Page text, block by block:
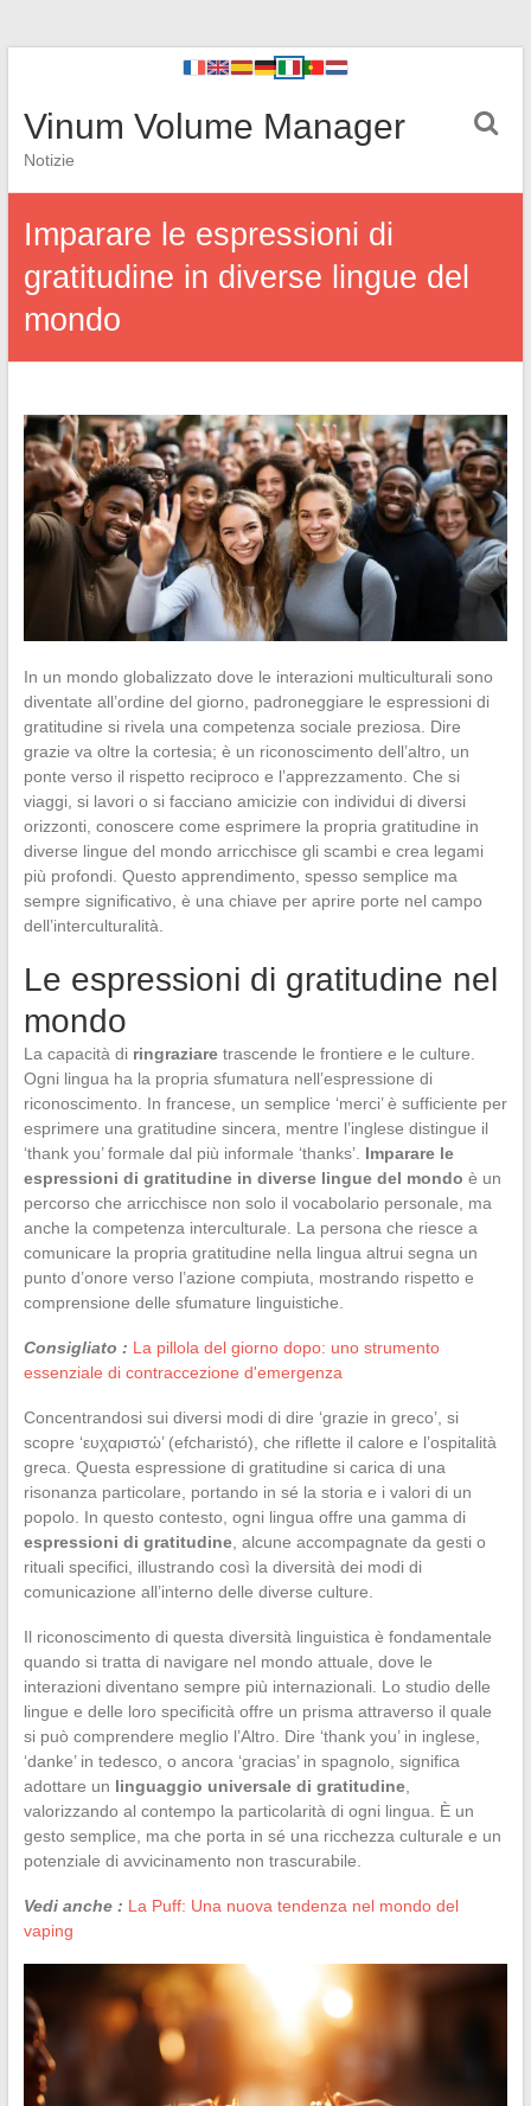
Vinum Volume Manager
Notizie
Imparare le espressioni di
gratitudine in diverse lingue del
mondo
In un mondo globalizzato dove le interazioni multiculturali sono
diventate all’ordine del giorno, padroneggiare le espressioni di
gratitudine si rivela una competenza sociale preziosa. Dire
grazie va oltre la cortesia; è un riconoscimento dell’altro, un
ponte verso il rispetto reciproco e l’apprezzamento. Che si
viaggi, si lavori o si facciano amicizie con individui di diversi
orizzonti, conoscere come esprimere la propria gratitudine in
diverse lingue del mondo arricchisce gli scambi e crea legami
più profondi. Questo apprendimento, spesso semplice ma
sempre significativo, è una chiave per aprire porte nel campo
dell’interculturalità.
Le espressioni di gratitudine nel
mondo
La capacità di ringraziaretrascende le frontiere e le culture.
Ogni lingua ha la propria sfumatura nell’espressione di
riconoscimento. In francese, un semplice ‘merci’ è sufficiente per
esprimere una gratitudine sincera, mentre l’inglese distingue il
‘thank you’ formale dal più informale ‘thanks’. Imparare le
espressioni di gratitudine in diverse lingue del mondo è un
percorso che arricchisce non solo il vocabolario personale, ma
anche la competenza interculturale. La persona che riesce a
comunicare la propria gratitudine nella lingua altrui segna un
punto d’onore verso l’azione compiuta, mostrando rispetto e
comprensione delle sfumature linguistiche.
Consigliato : La pillola del giorno dopo: uno strumento
essenziale di contraccezione d'emergenza
Concentrandosi sui diversi modi di dire ‘grazie in greco’, si
scopre ‘ευχαριστώ’ (efcharistó), che riflette il calore e l’ospitalità
greca. Questa espressione di gratitudine si carica di una
risonanza particolare, portando in sé la storia e i valori di un
popolo. In questo contesto, ogni lingua offre una gamma di
espressioni di gratitudine, alcune accompagnate da gesti o
rituali specifici, illustrando così la diversità dei modi di
comunicazione all’interno delle diverse culture.
Il riconoscimento di questa diversità linguistica è fondamentale
quando si tratta di navigare nel mondo attuale, dove le
interazioni diventano sempre più internazionali. Lo studio delle
lingue e delle loro specificità offre un prisma attraverso il quale
si può comprendere meglio l’Altro. Dire ‘thank you’ in inglese,
‘danke’ in tedesco, o ancora ‘gracias’ in spagnolo, significa
adottare un linguaggio universale di gratitudine,
valorizzando al contempo la particolarità di ogni lingua. È un
gesto semplice, ma che porta in sé una ricchezza culturale e un
potenziale di avvicinamento non trascurabile.
Vedi anche : La Puff: Una nuova tendenza nel mondo del
vaping